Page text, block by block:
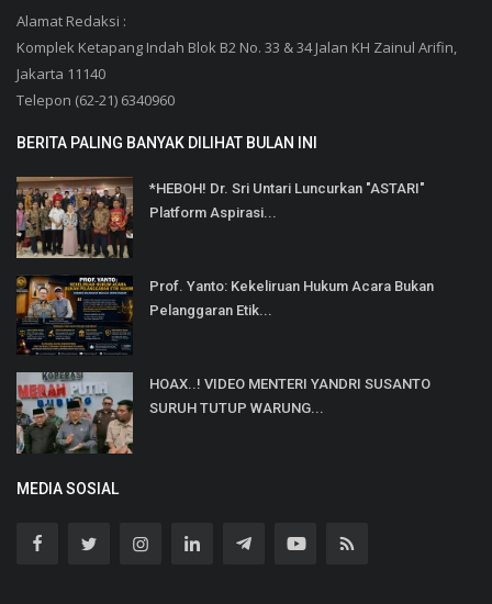
Alamat Redaksi :
Komplek Ketapang Indah Blok B2 No. 33 & 34 Jalan KH Zainul Arifin,
Jakarta 11140
Telepon (62-21) 6340960
BERITA PALING BANYAK DILIHAT BULAN INI
*HEBOH! Dr. Sri Untari Luncurkan "ASTARI"
Platform Aspirasi...
Prof. Yanto: Kekeliruan Hukum Acara Bukan
Pelanggaran Etik...
HOAX..! VIDEO MENTERI YANDRI SUSANTO
SURUH TUTUP WARUNG...
MEDIA SOSIAL